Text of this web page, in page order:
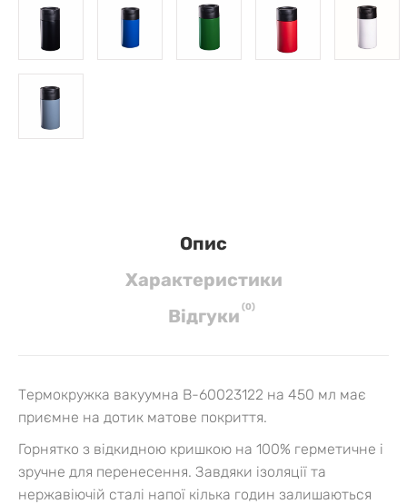
Опис
Характеристики
Вiдгуки (0)
Термокружка вакуумна B-60023122 на 450 мл має
приємне на дотик матове покриття.
Горнятко з відкидною кришкою на 100% герметичне і
зручне для перенесення. Завдяки ізоляції та
нержавіючій сталі напої кілька годин залишаються